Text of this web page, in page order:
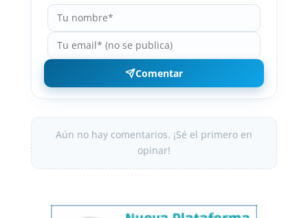
Comentar
Aún no hay comentarios. ¡Sé el primero en
opinar!